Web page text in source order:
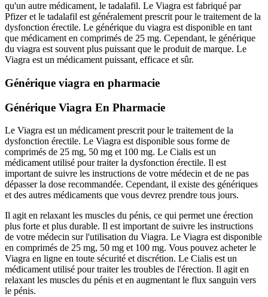
qu'un autre médicament, le tadalafil. Le Viagra est fabriqué par
Pfizer et le tadalafil est généralement prescrit pour le traitement de la
dysfonction érectile. Le générique du viagra est disponible en tant
que médicament en comprimés de 25 mg. Cependant, le générique
du viagra est souvent plus puissant que le produit de marque. Le
Viagra est un médicament puissant, efficace et sûr.
Générique viagra en pharmacie
Générique Viagra En Pharmacie
Le Viagra est un médicament prescrit pour le traitement de la
dysfonction érectile. Le Viagra est disponible sous forme de
comprimés de 25 mg, 50 mg et 100 mg. Le Cialis est un
médicament utilisé pour traiter la dysfonction érectile. Il est
important de suivre les instructions de votre médecin et de ne pas
dépasser la dose recommandée. Cependant, il existe des génériques
et des autres médicaments que vous devrez prendre tous jours.
Il agit en relaxant les muscles du pénis, ce qui permet une érection
plus forte et plus durable. Il est important de suivre les instructions
de votre médecin sur l'utilisation du Viagra. Le Viagra est disponible
en comprimés de 25 mg, 50 mg et 100 mg. Vous pouvez acheter le
Viagra en ligne en toute sécurité et discrétion. Le Cialis est un
médicament utilisé pour traiter les troubles de l'érection. Il agit en
relaxant les muscles du pénis et en augmentant le flux sanguin vers
le pénis.